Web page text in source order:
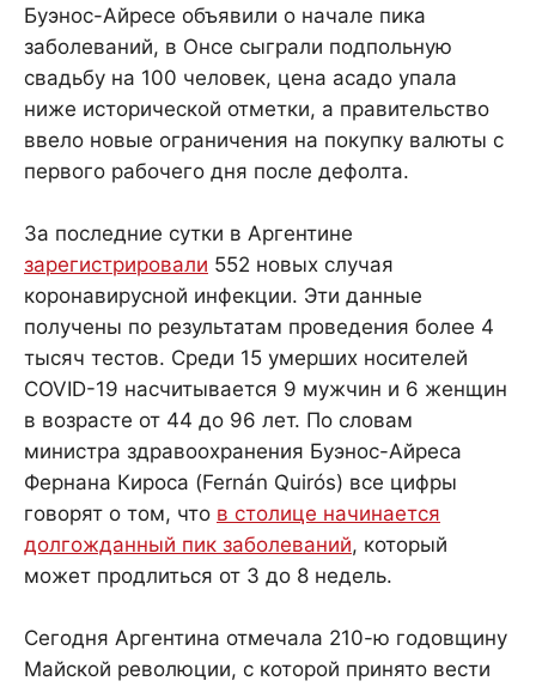
Буэнос-Айресе объявили о начале пика
заболеваний, в Онсе сыграли подпольную
свадьбу на 100 человек, цена асадо упала
ниже исторической отметки, а правительство
ввело новые ограничения на покупку валюты с
первого рабочего дня после дефолта.
За последние сутки в Аргентине
зарегистрировали 552 новых случая
коронавирусной инфекции. Эти данные
получены по результатам проведения более 4
тысяч тестов. Среди 15 умерших носителей
COVID-19 насчитывается 9 мужчин и 6 женщин
в возрасте от 44 до 96 лет. По словам
министра здравоохранения Буэнос-Айреса
Фернана Кироса (Fernán Quirós) все цифры
говорят о том, что в столице начинается
долгожданный пик заболеваний, который
может продлиться от 3 до 8 недель.
Сегодня Аргентина отмечала 210-ю годовщину
Майской революции, с которой принято вести